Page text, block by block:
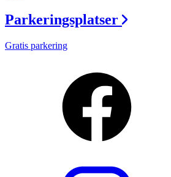
Parkeringsplatser
Gratis parkering